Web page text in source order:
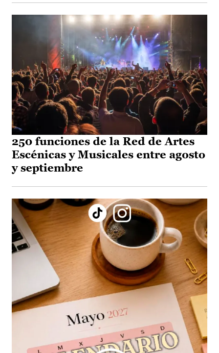
250 funciones de la Red de Artes
Escénicas y Musicales entre agosto
y septiembre